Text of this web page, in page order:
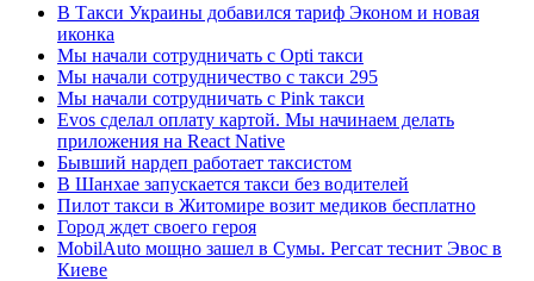
В Такси Украины добавился тариф Эконом и новая
иконка
Мы начали сотрудничать с Opti такси
Мы начали сотрудничество с такси 295
Мы начали сотрудничать с Pink такси
Evos сделал оплату картой. Мы начинаем делать
приложения на React Native
Бывший нардеп работает таксистом
В Шанхае запускается такси без водителей
Пилот такси в Житомире возит медиков бесплатно
Город ждет своего героя
MobilAuto мощно зашел в Сумы. Регсат теснит Эвос в
Киеве